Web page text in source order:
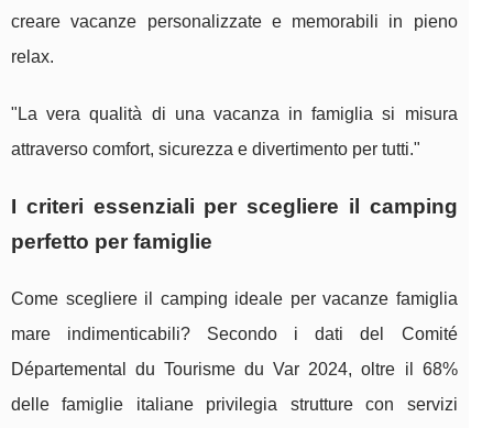
creare vacanze personalizzate e memorabili in pieno
relax.
"La vera qualità di una vacanza in famiglia si misura
attraverso comfort, sicurezza e divertimento per tutti."
I criteri essenziali per scegliere il camping
perfetto per famiglie
Come scegliere il camping ideale per vacanze famiglia
mare indimenticabili? Secondo i dati del Comité
Départemental du Tourisme du Var 2024, oltre il 68%
delle famiglie italiane privilegia strutture con servizi